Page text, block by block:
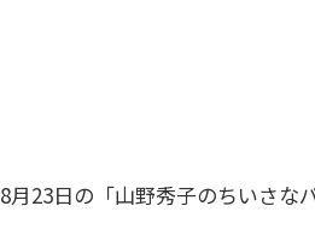
8月23日の「山野秀子のちいさな